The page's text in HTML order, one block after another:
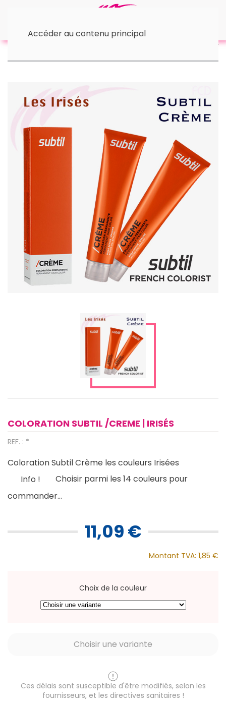
Accéder au contenu principal
COLORATION SUBTIL /CREME | IRISÉS
REF. : *
Coloration Subtil Crème les couleurs Irisées
Info !
Choisir parmi les 14 couleurs pour
commander...
11,09 €
Montant TVA: 1,85 €
Choix de la couleur
Ces délais sont susceptible d'être modifiés, selon les
fournisseurs, et les directives sanitaires !